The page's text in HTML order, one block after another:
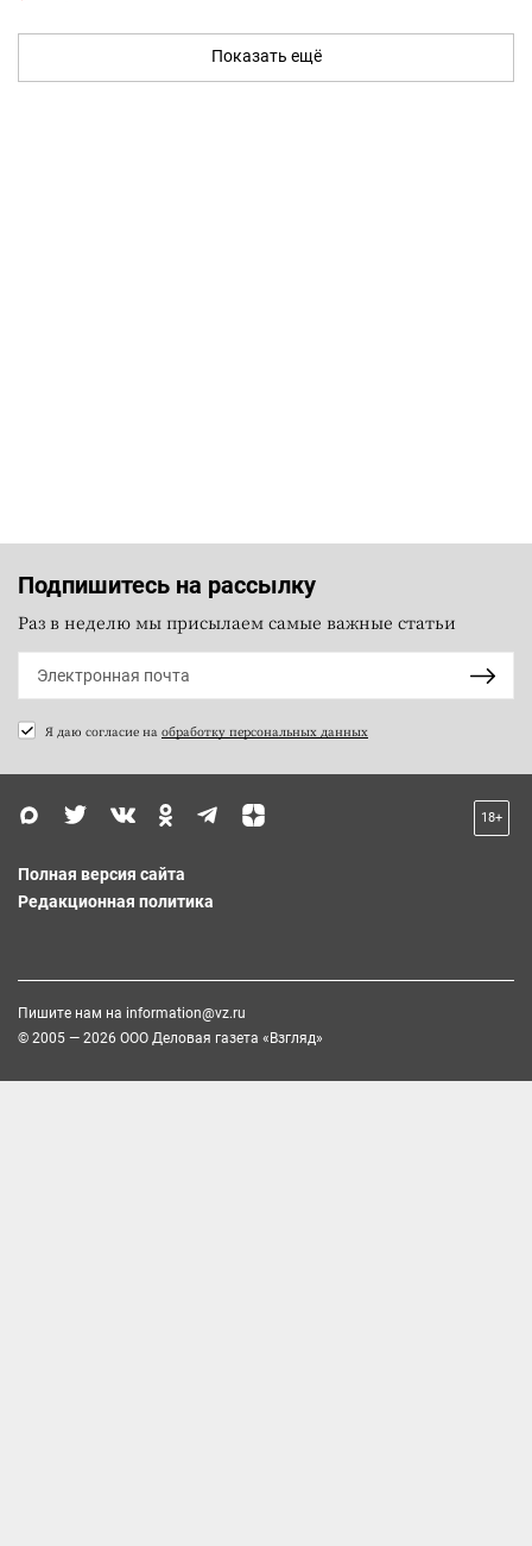
Показать ещё
Подпишитесь на рассылку
Раз в неделю мы присылаем самые важные статьи
Я даю согласие на обработку персональных данных
18+
Полная версия сайта
Редакционная политика
Пишите нам на information@vz.ru
© 2005 — 2026 ООО Деловая газета «Взгляд»